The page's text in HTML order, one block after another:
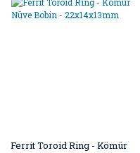
Ferrit Toroid Ring - Kömür